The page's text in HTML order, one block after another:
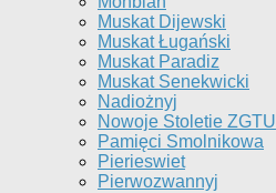
Muskat Dijewski
Muskat Ługański
Muskat Paradiz
Muskat Senekwicki
Nadiożnyj
Nowoje Stoletie ZGTU
Pamięci Smolnikowa
Pierieswiet
Pierwozwannyj